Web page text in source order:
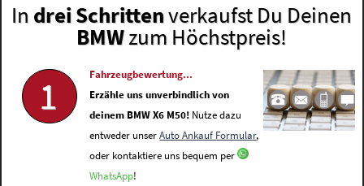
In drei Schrittenverkaufst Du Deinen
BMWzum Höchstpreis!
1
Fahrzeugbewertung...
Erzähle uns unverbindlich von
deinem BMW X6 M50! Nutze dazu
entweder unserAuto Ankauf Formular,
oder kontaktiere uns bequem per
WhatsApp!